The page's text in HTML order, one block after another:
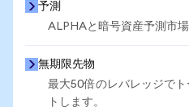
予測
ALPHAと暗号資産予測市場
無期限先物
最大50倍のレバレッジで
トします。